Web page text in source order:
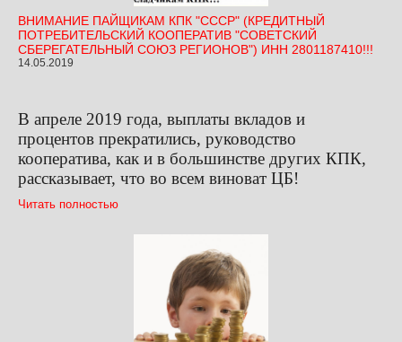
ВНИМАНИЕ ПАЙЩИКАМ КПК "СССР" (КРЕДИТНЫЙ
ПОТРЕБИТЕЛЬСКИЙ КООПЕРАТИВ "СОВЕТСКИЙ
СБЕРЕГАТЕЛЬНЫЙ СОЮЗ РЕГИОНОВ") ИНН 2801187410!!!
14.05.2019
В апреле 2019 года, выплаты вкладов и
процентов прекратились, руководство
кооператива, как и в большинстве других КПК,
рассказывает, что во всем виноват ЦБ!
Читать полностью